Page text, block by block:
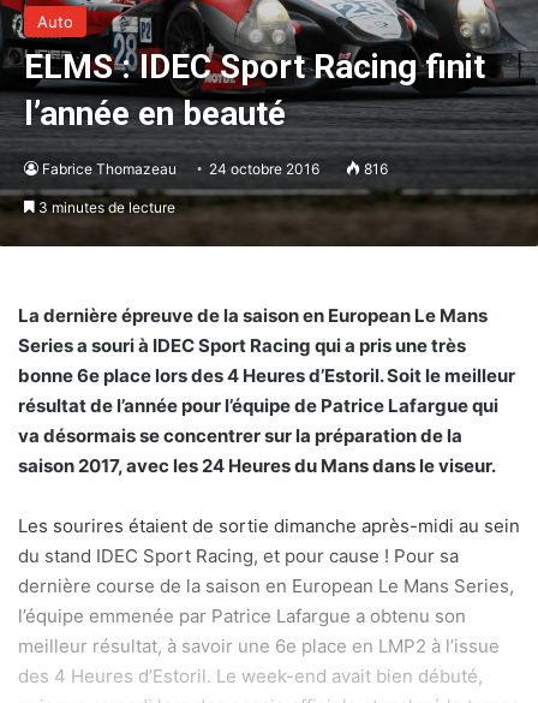
Auto
ELMS : IDEC Sport Racing finit
l’année en beauté
Fabrice Thomazeau 24 octobre 2016 816
3 minutes de lecture
La dernière épreuve de la saison en European Le Mans
Series a souri à IDEC Sport Racing qui a pris une très
bonne 6e place lors des 4 Heures d’Estoril. Soit le meilleur
résultat de l’année pour l’équipe de Patrice Lafargue qui
va désormais se concentrer sur la préparation de la
saison 2017, avec les 24 Heures du Mans dans le viseur.
Les sourires étaient de sortie dimanche après-midi au sein
du stand IDEC Sport Racing, et pour cause ! Pour sa
dernière course de la saison en European Le Mans Series,
l’équipe emmenée par Patrice Lafargue a obtenu son
meilleur résultat, à savoir une 6e place en LMP2 à l’issue
des 4 Heures d’Estoril. Le week-end avait bien débuté,